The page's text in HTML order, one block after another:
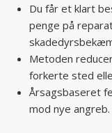
Du får et klart
penge på
Metoden
forkerte sted
Årsagsbaseret
mod nye angreb.